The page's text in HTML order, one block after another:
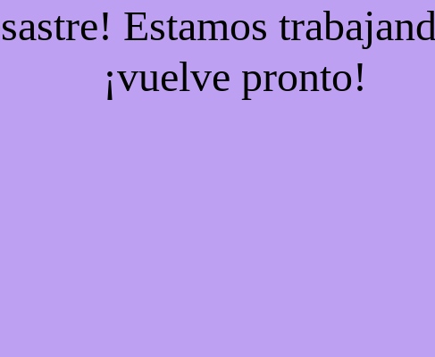
Estamos
¡vuelve pronto!